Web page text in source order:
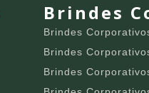
Brindes
Brindes
Brindes
Brindes